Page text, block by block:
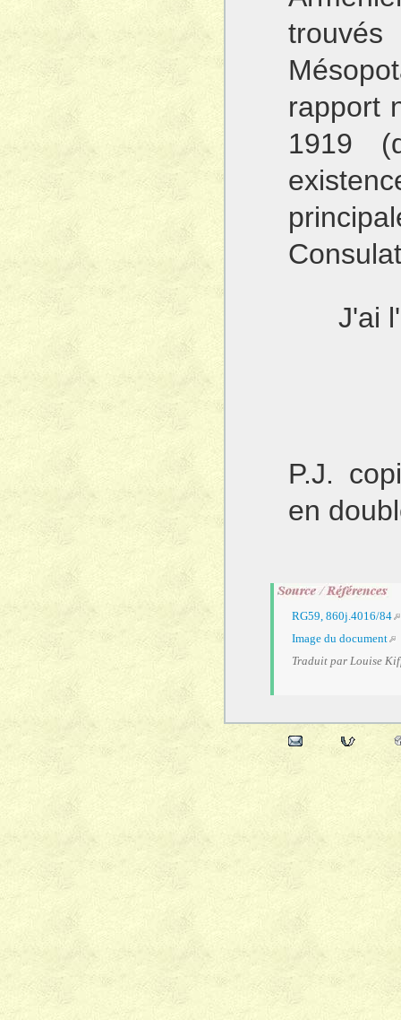
rapport
1919
J'ai
P.J.
en
RG59, 860j.4016/84
Image du document
Traduit par Louise